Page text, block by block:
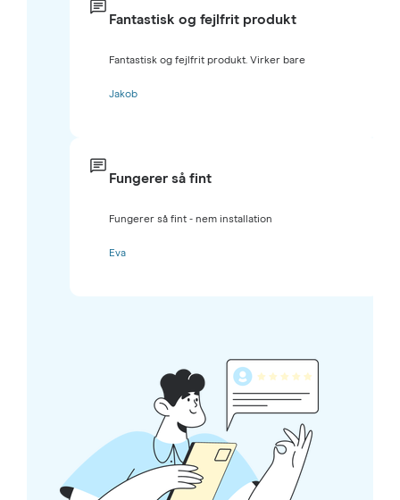
Fantastisk og fejlfrit produkt
Fantastisk og fejlfrit produkt. Virker bare
Jakob
Fungerer så fint
Fungerer så fint - nem installation
Eva